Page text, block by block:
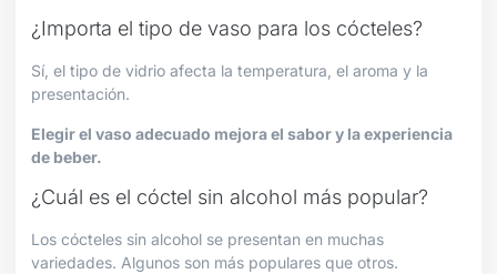
¿Importa el tipo de vaso para los cócteles?
Sí, el tipo de vidrio afecta la temperatura, el aroma y la
presentación.
Elegir el vaso adecuado mejora el sabor y la experiencia
de beber.
¿Cuál es el cóctel sin alcohol más popular?
Los cócteles sin alcohol se presentan en muchas
variedades. Algunos son más populares que otros.